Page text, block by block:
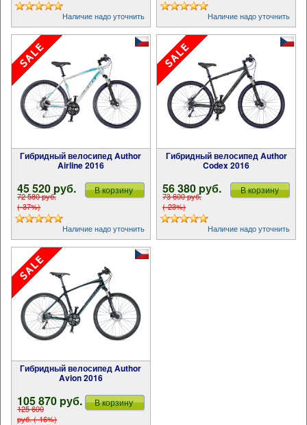
Наличие надо уточнить Наличие надо уточнить
Гибридный велосипед Author
Airline 2016
45 520 pуб.
72 580 pуб.
(-37%)
В корзину
Наличие надо уточнить
Гибридный велосипед Author
Codex 2016
56 380 pуб.
73 600 pуб.
(-23%)
В корзину
Наличие надо уточнить
Гибридный велосипед Author
Avion 2016
105 870 pуб.
125 600
pуб. (-16%)
В корзину